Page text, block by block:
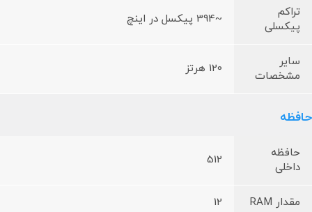
تراکم
پیکسلی
~394 پیکسل در اینچ
سایر
مشخصات
120 هرتز
حافظه
حافظه
داخلی
512
مقدار RAM 12